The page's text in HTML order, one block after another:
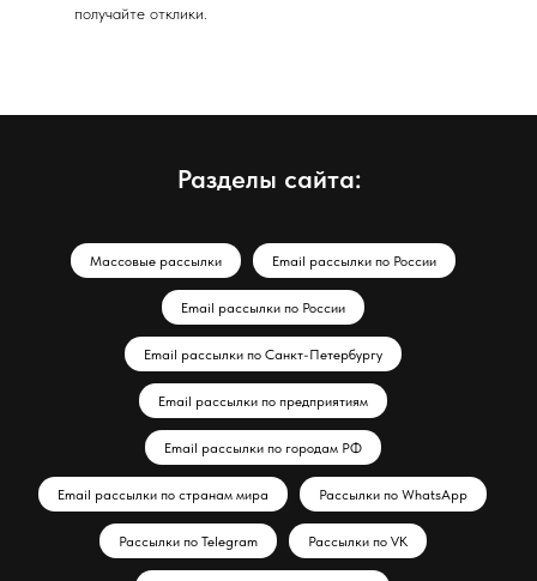
получайте отклики.
Разделы сайта:
Массовые рассылки Email рассылки по России
Email рассылки по России
Email рассылки по Санкт-Петербургу
Email рассылки по предприятиям
Email рассылки по городам РФ
Email рассылки по странам мира Рассылки по WhatsApp
Рассылки по Telegram Рассылки по VK